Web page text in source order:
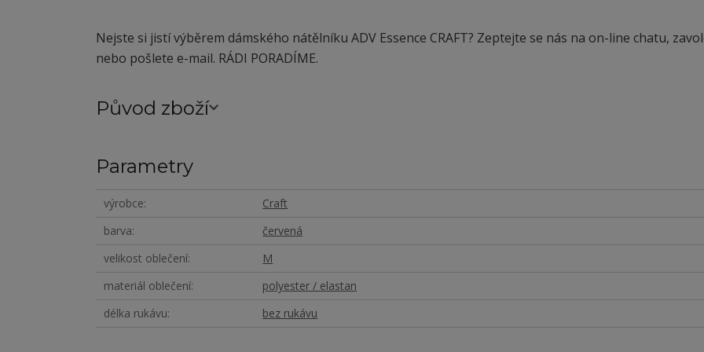
Nejste si jistí výběrem dámského nátělníku ADV Essence CRAFT? Zeptejte se nás na on-line chatu,
nebo pošlete e-mail. RÁDI PORADÍME.
Původ zboží
Parametry
výrobce
Craft
barva
červená
velikost oblečení
M
materiál oblečení
polyester / elastan
délka rukávu
bez rukávu